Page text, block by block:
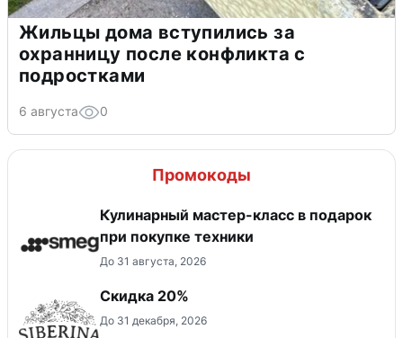
Жильцы дома вступились за
охранницу после конфликта с
подростками
6 августа 0
Промокоды
Кулинарный мастер-класс в подарок
при покупке техники
До 31 августа, 2026
Скидка 20%
До 31 декабря, 2026